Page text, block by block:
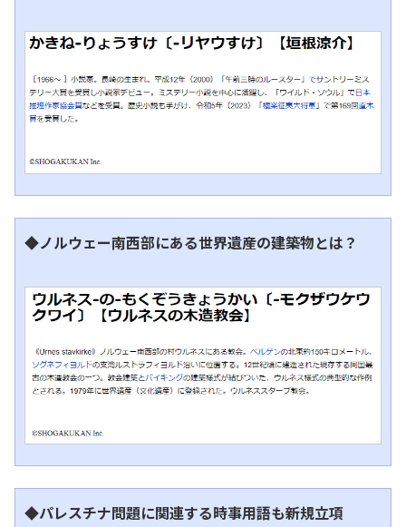
◆ノルウェー南西部にある世界遺産の建築物とは？
◆パレスチナ問題に関連する時事用語も新規立項